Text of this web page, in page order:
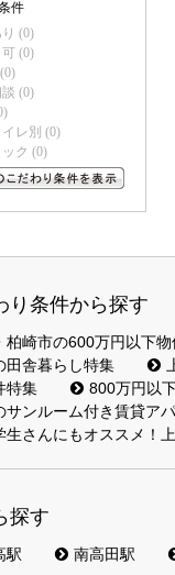
件
(0)
可 (0)
(0)
(0)
レ別 (0)
ク (0)
り条件から探す
柏崎市の600万円以下物
田舎暮らし特集
特集
800万円以
サンルーム付き賃貸ア
生さんにもオススメ！
探す
駅 南高田駅